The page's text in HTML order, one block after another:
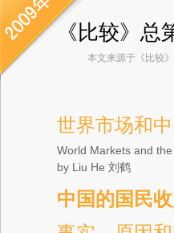
《比较》总
本文来源于《比较
世界市场和
World Markets and
by Liu He 刘鹤
中国的国民